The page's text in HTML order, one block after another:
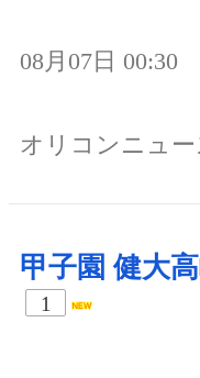
08月07日 00:30
オリコンニュー
甲子園 健大
1